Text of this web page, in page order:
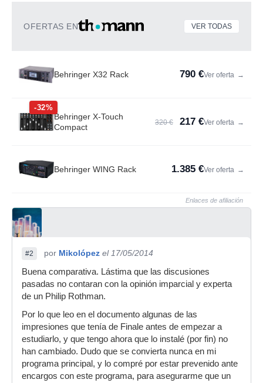
OFERTAS EN VER TODAS
Behringer X32 Rack 790 €Ver oferta →
-32%
Behringer X-Touch
Compact
320 € 217 €Ver oferta →
Behringer WING Rack 1.385 €Ver oferta →
Enlaces de afiliación
#2 por Mikolópez el 17/05/2014
Buena comparativa. Lástima que las discusiones
pasadas no contaran con la opinión imparcial y experta
de un Philip Rothman.
Por lo que leo en el documento algunas de las
impresiones que tenía de Finale antes de empezar a
estudiarlo, y que tengo ahora que lo instalé (por fin) no
han cambiado. Dudo que se convierta nunca en mi
programa principal, y lo compré por estar prevenido ante
encargos con este programa, para asegurarme que un